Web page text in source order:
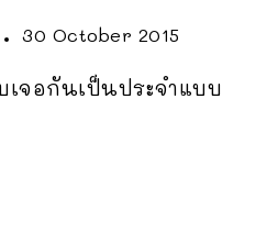
30 October 2015
จอกันเป็นประจำแบบ